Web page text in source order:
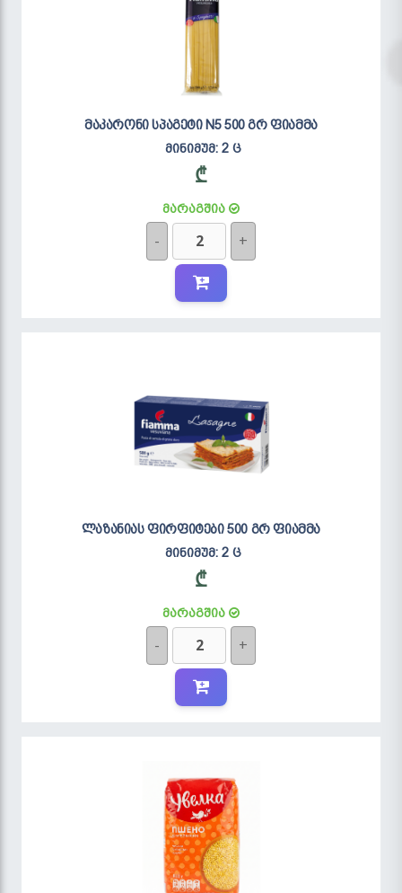
მაკარონი სპაგეტი N5 500 გრ ფიამმა
მინიმუმ: 2 ც
₾
მარაგშია
- +
ლაზანიას ფირფიტები 500 გრ ფიამმა
მინიმუმ: 2 ც
₾
მარაგშია
- +